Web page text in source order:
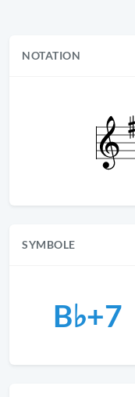
NOTATION
SYMBOLE
B♭+7